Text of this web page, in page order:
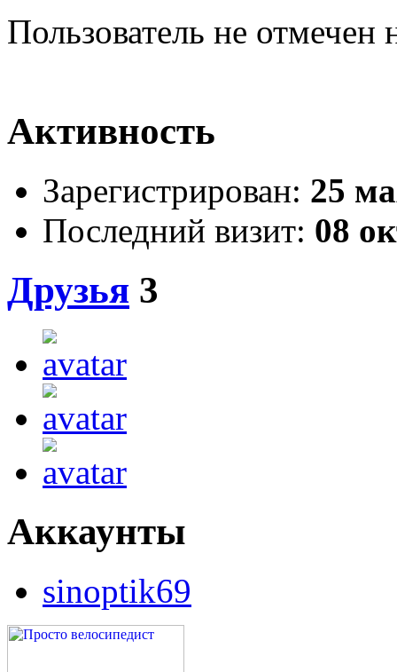
Пользователь не отмечен
Активность
Зарегистрирован: 25
Последний визит: 08
Друзья 3
Аккаунты
sinoptik69